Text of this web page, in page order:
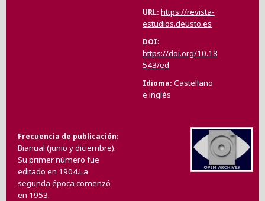
URL https://revista-
estudios.deusto.es
DOI
https://doi.org/10.18
543/ed
Idioma Castellano
e inglés
Frecuencia de publicación
Bianual (junio y diciembre).
Su primer número fue
editado en 1904.La
segunda época comenzó
en 1953.